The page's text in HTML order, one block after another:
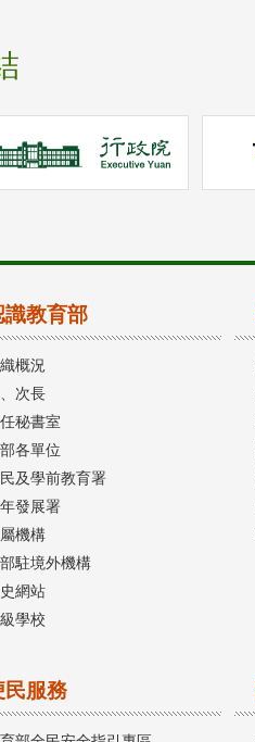
識教育部
概況
次長
秘書室
各單位
及學前教育署
發展署
機構
駐境外機構
網站
學校
民服務